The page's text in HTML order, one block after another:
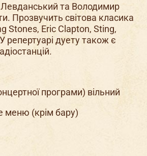
Левданський та Володимир
Прозвучить світова класика
Stones, Eric Clapton, Sting,
репертуарі дуету також є
програми) вільний
меню (крім бару)